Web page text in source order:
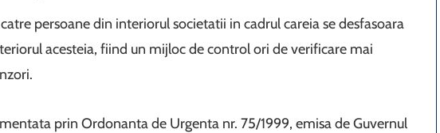
persoane din interiorul societatii in cadrul careia se desfasoara
acesteia, fiind un mijloc de control ori de verificare mai
prin Ordonanta de Urgenta nr. 75/1999, emisa de Guvernul